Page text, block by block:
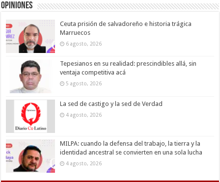
Opiniones
Ceuta prisión de salvadoreño e historia trágica
Marruecos
6 agosto, 2026
Tepesianos en su realidad: prescindibles allá, sin
ventaja competitiva acá
5 agosto, 2026
La sed de castigo y la sed de Verdad
4 agosto, 2026
MILPA: cuando la defensa del trabajo, la tierra y la
identidad ancestral se convierten en una sola lucha
4 agosto, 2026